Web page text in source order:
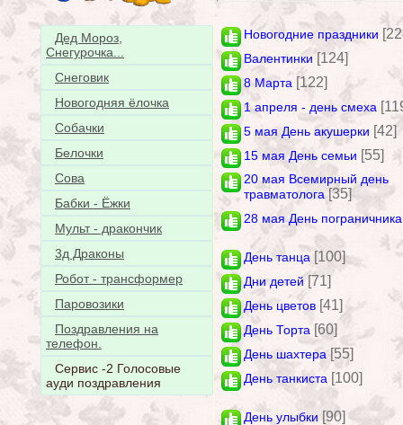
Дед Мороз,
Снегурочка...
Снеговик
Новогодняя ёлочка
Собачки
Белочки
Сова
Бабки - Ёжки
Мульт - дракончик
3д Драконы
Робот - трансформер
Паровозики
Поздравления на
телефон.
Сервис -2 Голосовые
ауди поздравления
Новогодние праздники
Валентинки [124]
8 Марта [122]
1 апреля - день смеха
5 мая День акушерки [42]
15 мая День семьи [55]
20 мая Всемирный день
травматолога [35]
28 мая День пограничника
День танца [100]
Дни детей [71]
День цветов [41]
День Торта [60]
День шахтера [55]
День танкиста [100]
День улыбки [90]